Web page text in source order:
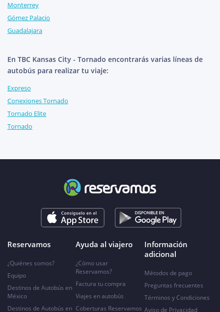
Monterrey
Gómez Palacio
Guadalajara
En TBC Kansas City - Tornado encontrarás varias líneas de
autobús para realizar tu viaje:
Expreso
Conexiones Tornado
Tornado Elite
Tornado
Reservamos
¿Quiénes somos?
Equipo
Destinos de Autobús en
México
Destinos de Autobús en
Ayuda al viajero
¿Cómo usar
Reservamos?
Factura tu compra
Viajes en autobús
Coberturas Reservamos
Información
adicional
Métodos de pago
Preguntas frecuentes
Términos y Condiciones
Aviso de Privacidad